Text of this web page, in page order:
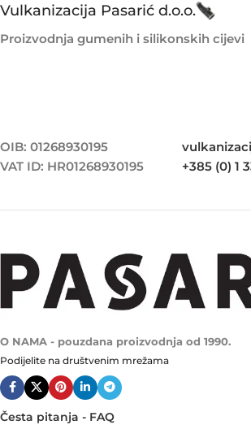
Vulkanizacija Pasarić d.o.o.
Proizvodnja gumenih i silikonskih cijevi
OIB: 01268930195
VAT ID: HR01268930195
+385 (0) 1
O NAMA - pouzdana proizvodnja od 1990.
Podijelite na društvenim mrežama
Česta pitanja - FAQ